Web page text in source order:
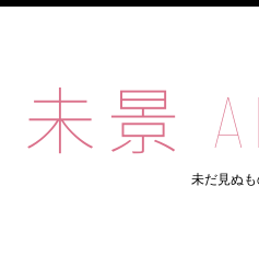
未景
未だ見ぬ